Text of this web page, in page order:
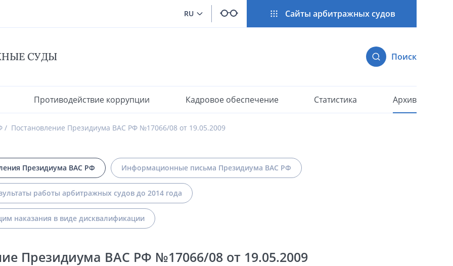
RU Сайты арбитражных судов
СУДЫ Поиск
Противодействие коррупции Кадровое обеспечение Статистика Архив
Постановление Президиума ВАС РФ №17066/08 от 19.05.2009
Президиума ВАС РФ Информационные письма Президиума ВАС РФ
работы арбитражных судов до 2014 года
наказания в виде дисквалификации
Президиума ВАС РФ №17066/08 от 19.05.2009